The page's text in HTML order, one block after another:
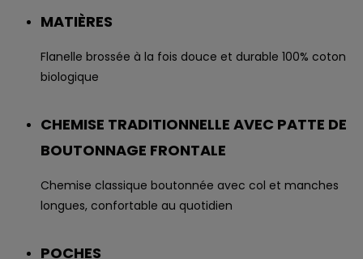
MATIÈRES
Flanelle brossée à la fois douce et durable 100% coton
biologique
CHEMISE TRADITIONNELLE AVEC PATTE DE
BOUTONNAGE FRONTALE
Chemise classique boutonnée avec col et manches
longues, confortable au quotidien
POCHES